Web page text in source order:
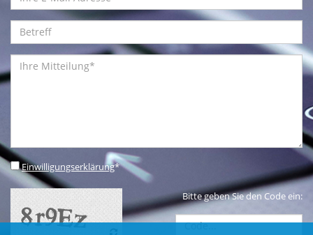
Einwilligungserklärung*
Bitte geben Sie den Code ein: